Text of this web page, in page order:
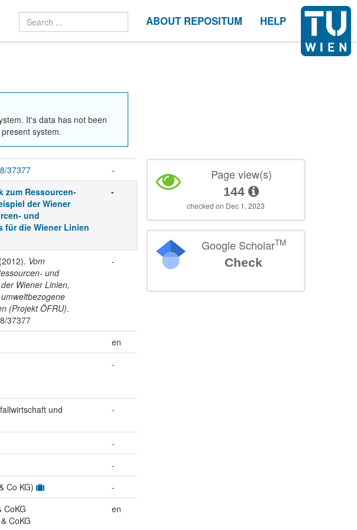
ABOUT REPOSITUM HELP
It's data has not been
system.
37377
-
zum Ressourcen-
der Wiener
und
für die Wiener Linien
-
Vom
und
Wiener Linien,
(Projekt ÖFRU).
37377
-
en
-
und
-
-
-
Co KG)
-
CoKG
CoKG
en
Page view(s)
144
checked on Dec 1, 2023
Google ScholarTM
Check